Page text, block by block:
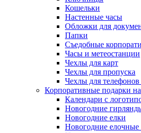
Кошельки
Настенные часы
Обложки для
Папки
Съедобные
Часы и метеостанции
Чехлы для карт
Чехлы для пропуска
Чехлы для
Корпоративные подарки
Календари с
Новогодние
Новогодние елки
Новогодние